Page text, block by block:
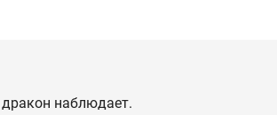
наблюдает.